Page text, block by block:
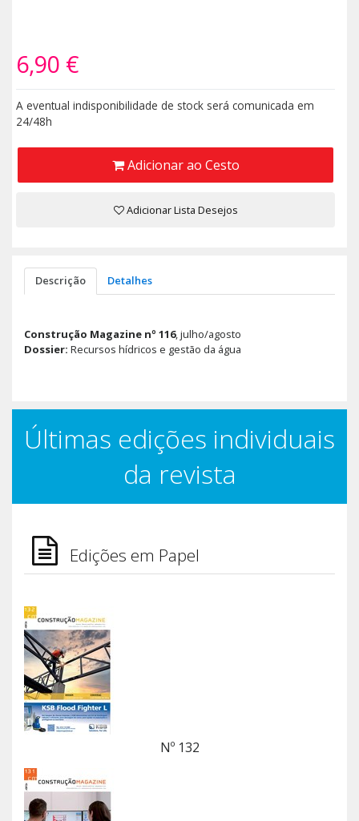
6,90 €
A eventual indisponibilidade de stock será comunicada em
24/48h
Adicionar ao Cesto
Adicionar Lista Desejos
Descrição Detalhes
Construção Magazine nº 116, julho/agosto
Dossier: Recursos hídricos e gestão da água
Últimas edições individuais
da revista
Edições em Papel
Nº 132